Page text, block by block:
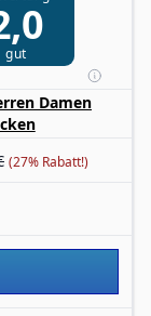
gut
Damen
(27% Rabatt!)